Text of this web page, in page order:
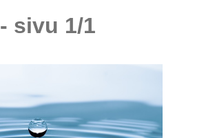
- sivu 1/1